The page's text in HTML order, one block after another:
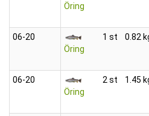
Öring
06‑20
Öring
1 st 0.82
06‑20
Öring
2 st 1.45